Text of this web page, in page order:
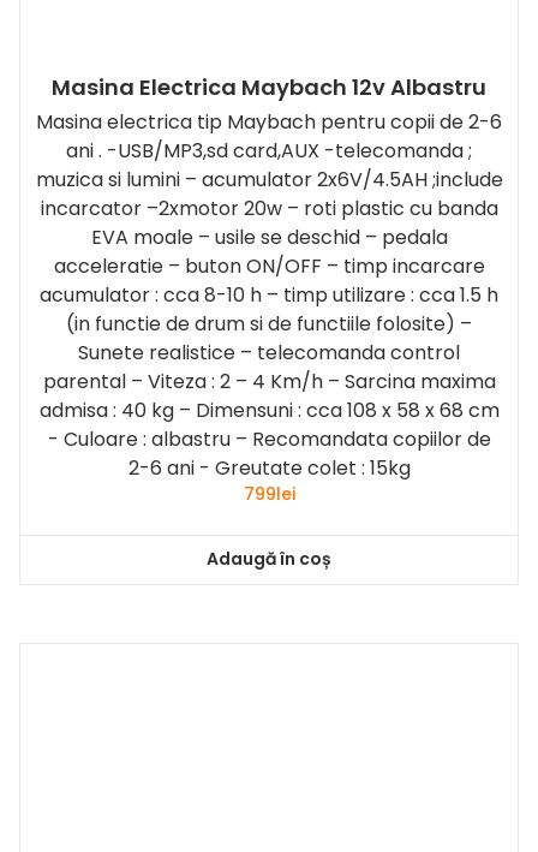
Masina Electrica Maybach 12v Albastru
Masina electrica tip Maybach pentru copii de 2-6
ani . -USB/MP3,sd card,AUX -telecomanda ;
muzica si lumini – acumulator 2x6V/4.5AH ;include
incarcator –2xmotor 20w – roti plastic cu banda
EVA moale – usile se deschid – pedala
acceleratie – buton ON/OFF – timp incarcare
acumulator : cca 8-10 h – timp utilizare : cca 1.5 h
(in functie de drum si de functiile folosite) –
Sunete realistice – telecomanda control
parental – Viteza : 2 – 4 Km/h – Sarcina maxima
admisa : 40 kg – Dimensuni : cca 108 x 58 x 68 cm
- Culoare : albastru – Recomandata copiilor de
2-6 ani - Greutate colet : 15kg
799lei
Adaugă în coș